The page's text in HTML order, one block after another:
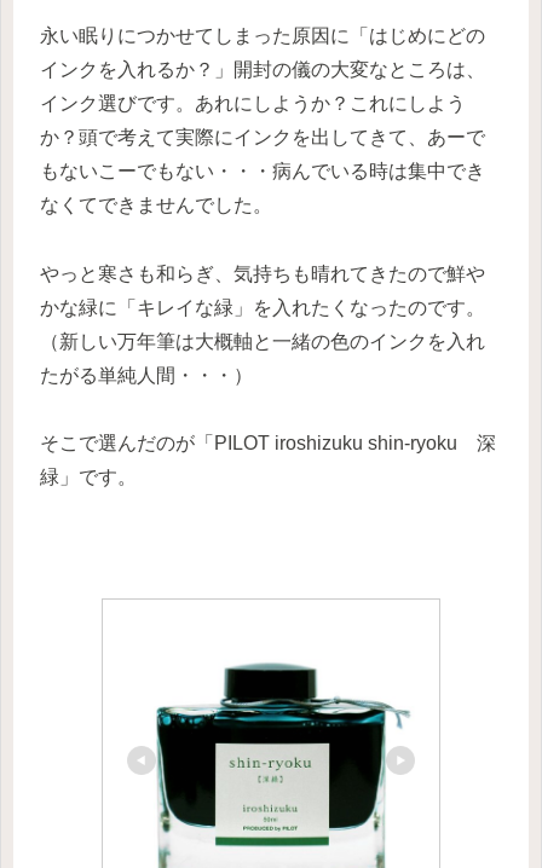
永い眠りにつかせてしまった原因に「はじめにどの
インクを入れるか？」開封の儀の大変なところは、
インク選びです。あれにしようか？これにしよう
か？頭で考えて実際にインクを出してきて、あーで
もないこーでもない・・・病んでいる時は集中でき
なくてできませんでした。
やっと寒さも和らぎ、気持ちも晴れてきたので鮮や
かな緑に「キレイな緑」を入れたくなったのです。
（新しい万年筆は大概軸と一緒の色のインクを入れ
たがる単純人間・・・）
そこで選んだのが「PILOT iroshizuku shin-ryoku 深
緑」です。